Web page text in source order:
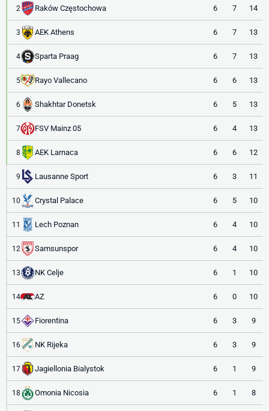
2 Raków Częstochowa 6 7 14
3 AEK Athens 6 7 13
4 Sparta Praag 6 7 13
5 Rayo Vallecano 6 6 13
6 Shakhtar Donetsk 6 5 13
7 FSV Mainz 05 6 4 13
8 AEK Larnaca 6 6 12
9 Lausanne Sport 6 3 11
10 Crystal Palace 6 5 10
11 Lech Poznan 6 4 10
12 Samsunspor 6 4 10
13 NK Celje 6 1 10
14 AZ 6 0 10
15 Fiorentina 6 3 9
16 NK Rijeka 6 3 9
17 Jagiellonia Bialystok 6 1 9
18 Omonia Nicosia 6 1 8